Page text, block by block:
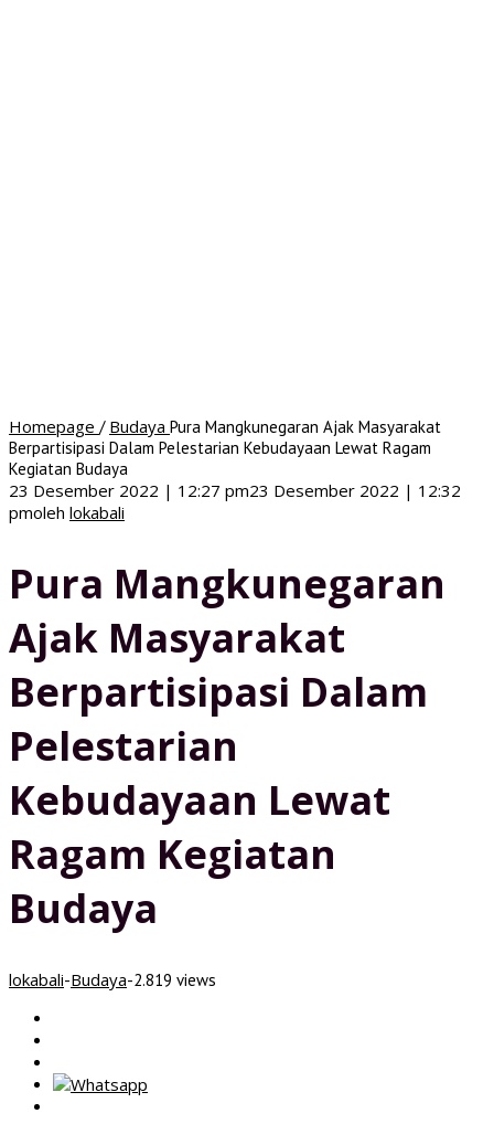
Homepage / Budaya Pura Mangkunegaran Ajak Masyarakat
Berpartisipasi Dalam Pelestarian Kebudayaan Lewat Ragam
Kegiatan Budaya
23 Desember 2022 | 12:27 pm23 Desember 2022 | 12:32
pmoleh lokabali
Pura Mangkunegaran
Ajak Masyarakat
Berpartisipasi Dalam
Pelestarian
Kebudayaan Lewat
Ragam Kegiatan
Budaya
lokabali-Budaya-2.819 views